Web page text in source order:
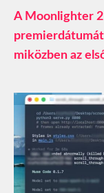
A Moonlighter
miközben az